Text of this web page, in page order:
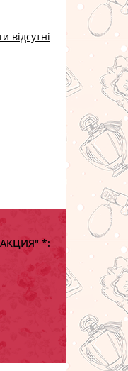
відсутні
*: